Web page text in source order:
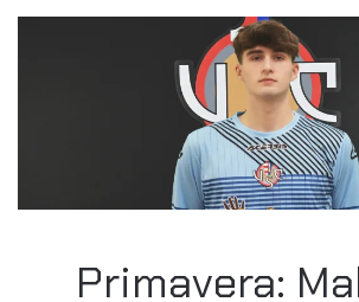
Primavera: